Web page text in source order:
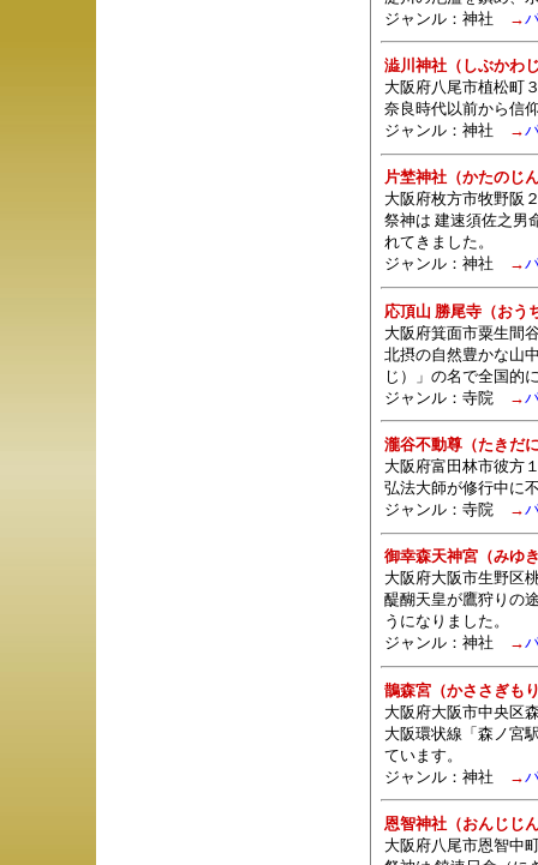
ジャンル： 神社 →
澁川神社（しぶかわ
大阪府八尾市植松町
奈良時代以前から信
ジャンル： 神社 →
片埜神社（かたのじ
大阪府枚方市牧野阪
祭神は 建速須佐之男
れてきました。
ジャンル： 神社 →
応頂山 勝尾寺（おう
大阪府箕面市粟生間
北摂の自然豊かな山
じ）」の名で全国的
ジャンル： 寺院→
瀧谷不動尊（たきだ
大阪府富田林市彼方
弘法大師が修行中に
ジャンル： 寺院→
御幸森天神宮（みゆ
大阪府大阪市生野区
醍醐天皇が鷹狩りの
うになりました。
ジャンル： 神社 →
鵲森宮（かささぎも
大阪府大阪市中央区
大阪環状線「森ノ宮
ています。
ジャンル： 神社 →
恩智神社（おんじじ
大阪府八尾市恩智中